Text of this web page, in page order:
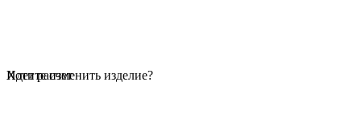
Идет расчет
Хотите изменить изделие?